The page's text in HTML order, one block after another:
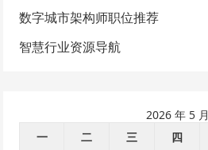
数字城市架构师职位推荐
智慧行业资源导航
2026 年 5 月
一
二 三 四